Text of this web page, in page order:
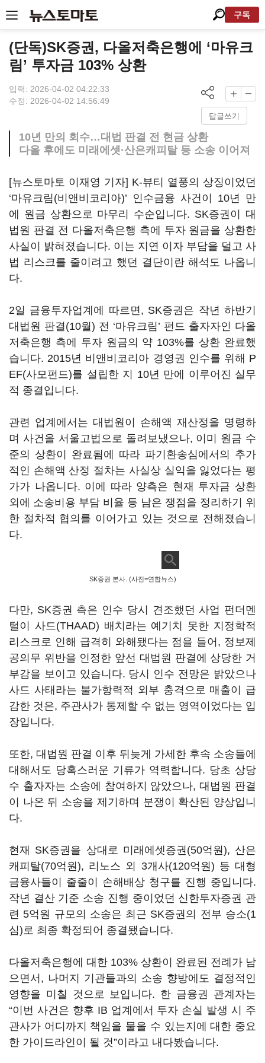
구독
(단독)SK증권, 다올저축은행에 ‘마유크
림’ 투자금 103% 상환
입력: 2026-04-02 04:22:33
수정: 2026-04-02 14:56:49
답글쓰기
10년 만의 회수…대법 판결 전 현금 상환
다올 후에도 미래에셋·산은캐피탈 등 소송 이어져
[뉴스토마토 이재영 기자] K-뷰티 열풍의 상징이었던
‘마유크림(비앤비코리아)’ 인수금융 사건이 10년 만
에 원금 상환으로 마무리 수순입니다. SK증권이 대
법원 판결 전 다올저축은행 측에 투자 원금을 상환한
사실이 밝혀졌습니다. 이는 지연 이자 부담을 덜고 사
법 리스크를 줄이려고 했던 결단이란 해석도 나옵니
다.
2일 금융투자업계에 따르면, SK증권은 작년 하반기
대법원 판결(10월) 전 ‘마유크림’ 펀드 출자자인 다올
저축은행 측에 투자 원금의 약 103%를 상환 완료했
습니다. 2015년 비앤비코리아 경영권 인수를 위해 P
EF(사모펀드)를 설립한 지 10년 만에 이루어진 실무
적 종결입니다.
관련 업계에서는 대법원이 손해액 재산정을 명령하
며 사건을 서울고법으로 돌려보냈으나, 이미 원금 수
준의 상환이 완료됨에 따라 파기환송심에서의 추가
적인 손해액 산정 절차는 사실상 실익을 잃었다는 평
가가 나옵니다. 이에 따라 양측은 현재 투자금 상환
외에 소송비용 부담 비율 등 남은 쟁점을 정리하기 위
한 절차적 협의를 이어가고 있는 것으로 전해졌습니
다.
SK증권 본사. (사진=연합뉴스)
다만, SK증권 측은 인수 당시 견조했던 사업 펀더멘
털이 사드(THAAD) 배치라는 예기치 못한 지정학적
리스크로 인해 급격히 와해됐다는 점을 들어, 정보제
공의무 위반을 인정한 앞선 대법원 판결에 상당한 거
부감을 보이고 있습니다. 당시 인수 전망은 밝았으나
사드 사태라는 불가항력적 외부 충격으로 매출이 급
감한 것은, 주관사가 통제할 수 없는 영역이었다는 입
장입니다.
또한, 대법원 판결 이후 뒤늦게 가세한 후속 소송들에
대해서도 당혹스러운 기류가 역력합니다. 당초 상당
수 출자자는 소송에 참여하지 않았으나, 대법원 판결
이 나온 뒤 소송을 제기하며 분쟁이 확산된 양상입니
다.
현재 SK증권을 상대로 미래에셋증권(50억원), 산은
캐피탈(70억원), 리노스 외 3개사(120억원) 등 대형
금융사들이 줄줄이 손해배상 청구를 진행 중입니다.
작년 결산 기준 소송 진행 중이었던 신한투자증권 관
련 5억원 규모의 소송은 최근 SK증권의 전부 승소(1
심)로 최종 확정되어 종결됐습니다.
다올저축은행에 대한 103% 상환이 완료된 전례가 남
으면서, 나머지 기관들과의 소송 향방에도 결정적인
영향을 미칠 것으로 보입니다. 한 금융권 관계자는
“이번 사건은 향후 IB 업계에서 투자 손실 발생 시 주
관사가 어디까지 책임을 물을 수 있는지에 대한 중요
한 가이드라인이 될 것”이라고 내다봤습니다.